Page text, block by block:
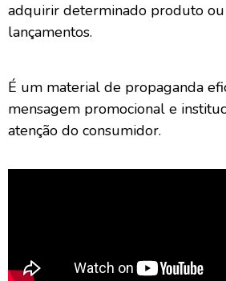
adquirir determinado produto
lançamentos.
É um material de propaganda
mensagem promocional e
atenção do consumidor.